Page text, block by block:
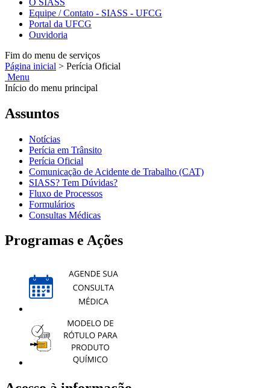
Equipe / Contato - SIASS - UFCG
Portal da UFCG
Ouvidoria
Fim do menu de serviços
Página inicial > Perícia Oficial
Menu
Início do menu principal
Assuntos
Notícias
Perícia em Trânsito
Perícia Oficial
Comunicação de Acidente de Trabalho (CAT)
SIASS? Tem Dúvidas?
Fluxo de Processos
Formulários
Consultas Médicas
Programas e Ações